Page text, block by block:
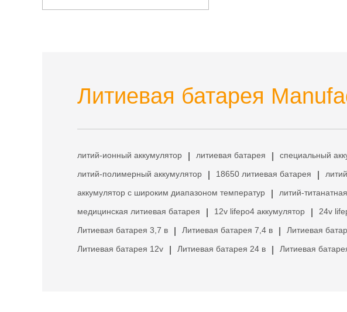
Литиевая батарея
литий-ионный аккумулятор литиевая батарея специальный
литий-полимерный аккумулятор 18650 литиевая батарея
аккумулятор с широким диапазоном температур литий-
медицинская литиевая батарея 12v lifepo4 аккумулятор 24v
Литиевая батарея 3,7 в Литиевая батарея 7,4 в Литиевая
Литиевая батарея 12v Литиевая батарея 24 в Литиевая